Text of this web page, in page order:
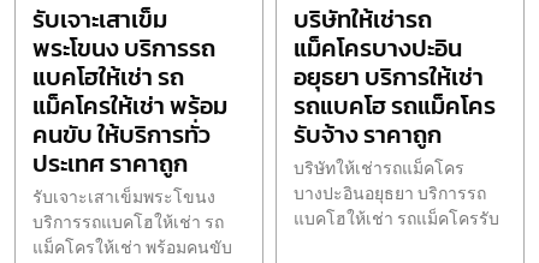
รับเจาะเสาเข็ม
พระโขนง บริการรถ
แบคโฮให้เช่า รถ
แม็คโครให้เช่า พร้อม
คนขับ ให้บริการทั่ว
ประเทศ ราคาถูก
รับเจาะเสาเข็มพระโขนง
บริการรถแบคโฮให้เช่า รถ
แม็คโครให้เช่า พร้อมคนขับ
บริษัทให้เช่ารถ
แม็คโครบางปะอิน
อยุธยา บริการให้เช่า
รถแบคโฮ รถแม็คโคร
รับจ้าง ราคาถูก
บริษัทให้เช่ารถแม็คโคร
บางปะอินอยุธยา บริการรถ
แบคโฮให้เช่า รถแม็คโครรับ